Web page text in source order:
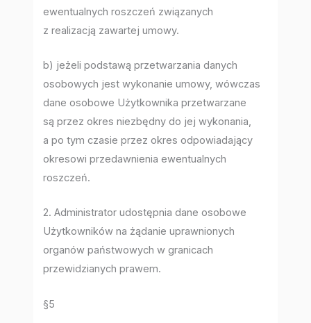
ewentualnych roszczeń związanych
z realizacją zawartej umowy.
b) jeżeli podstawą przetwarzania danych
osobowych jest wykonanie umowy, wówczas
dane osobowe Użytkownika przetwarzane
są przez okres niezbędny do jej wykonania,
a po tym czasie przez okres odpowiadający
okresowi przedawnienia ewentualnych
roszczeń.
2. Administrator udostępnia dane osobowe
Użytkowników na żądanie uprawnionych
organów państwowych w granicach
przewidzianych prawem.
§5